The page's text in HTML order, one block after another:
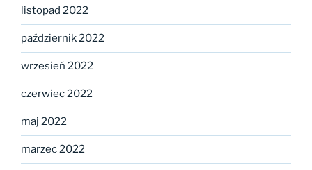
listopad 2022
październik 2022
wrzesień 2022
czerwiec 2022
maj 2022
marzec 2022